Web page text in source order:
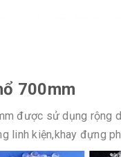
700mm
được sử dụng rộng
linh kiện,khay đựng